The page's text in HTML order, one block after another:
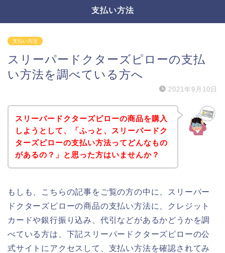
支払い方法
支払い方法
スリーパードクターズピローの支払
い方法を調べている方へ
2021年9月10日
スリーパードクターズピローの商品を購入
しようとして、「ふっと、スリーパードク
ターズピローの支払い方法ってどんなもの
があるの？」と思った方はいませんか？
もしも、こちらの記事をご覧の方の中に、スリーパー
ドクターズピローの商品の支払い方法に、クレジット
カードや銀行振り込み、代引などがあるかどうかを調
べている方は、下記スリーパードクターズピローの公
式サイトにアクセスして、支払い方法を確認されてみ